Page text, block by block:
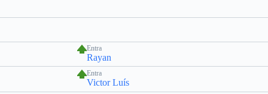
Entra
Rayan
Entra
Victor Luís